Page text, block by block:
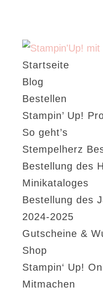
Startseite
Blog
Bestellen
Stampin’ Up!
So geht’s
Stempelherz
Bestellung des
Minikataloges
Bestellung des
2024-2025
Gutscheine &
Shop
Stampin‘ Up!
Mitmachen